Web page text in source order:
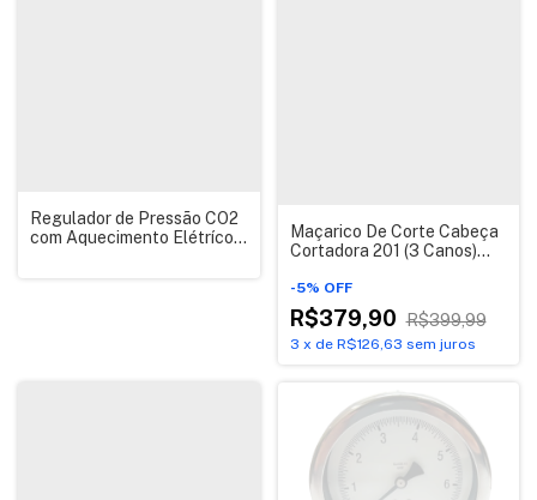
Regulador de Pressão CO2
com Aquecimento Elétríco
Maçarico De Corte Cabeça
Cortadora 201 (3 Canos)
-5% OFF
R$379,90 R$399,99
3 x de R$126,63 sem juros